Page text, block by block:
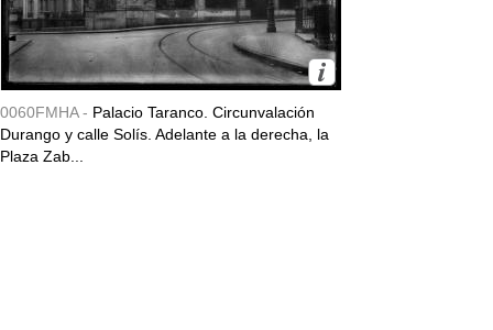
0060FMHA - Palacio Taranco. Circunvalación
Durango y calle Solís. Adelante a la derecha, la
Plaza Zab...